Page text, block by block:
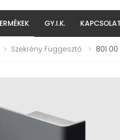
GY.I.K.
Szekrény Függesztő 801 00